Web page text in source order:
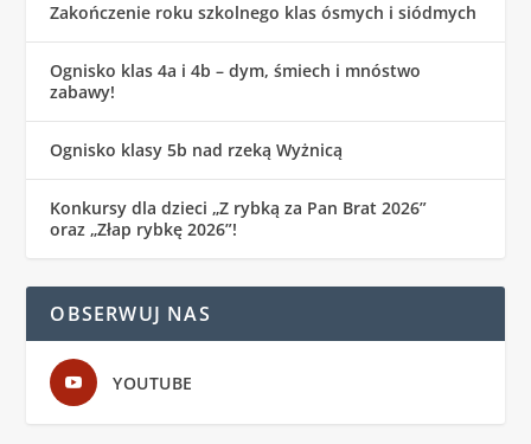
Zakończenie roku szkolnego klas ósmych i siódmych
Ognisko klas 4a i 4b – dym, śmiech i mnóstwo
zabawy!
Ognisko klasy 5b nad rzeką Wyżnicą
Konkursy dla dzieci „Z rybką za Pan Brat 2026”
oraz „Złap rybkę 2026”!
OBSERWUJ NAS
YOUTUBE